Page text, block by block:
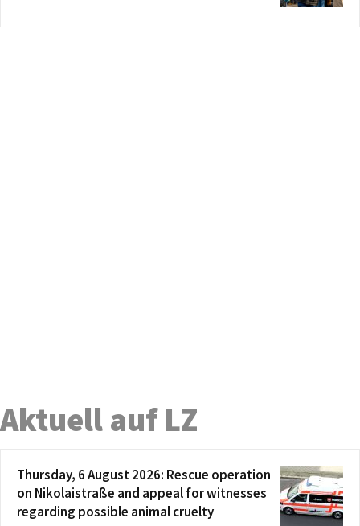
Aktuell auf LZ
Thursday, 6 August 2026: Rescue operation
on Nikolaistraße and appeal for witnesses
regarding possible animal cruelty